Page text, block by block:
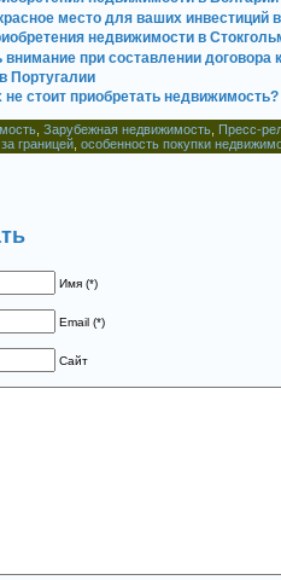
место для ваших инвестиций
недвижимости в
внимание при составлении договора
Португалии
не стоит приобретать недвижимость?
Зарубежная недвижимость Пресс-
границей особенность покупки
Имя (*)
Email (*)
Сайт